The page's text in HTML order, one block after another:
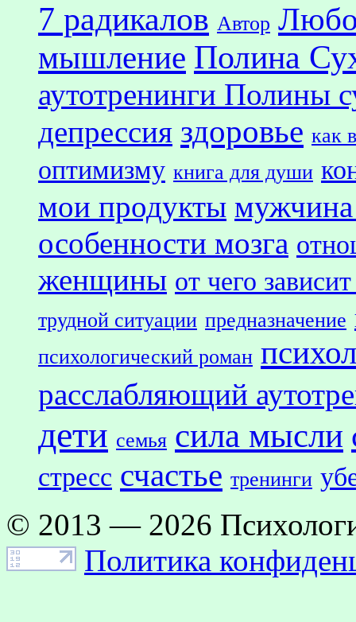
7 радикалов Автор
мышление Полина
аутотренинги Полины
депрессия здоровье как
оптимизму книга для души
мои продукты
особенности мозга
женщины от чего
трудной ситуации предназначение
психологический роман
расслабляющий
дети семья сила мысли
стресс счастье тренинги
© 2013 — 2026
Политика